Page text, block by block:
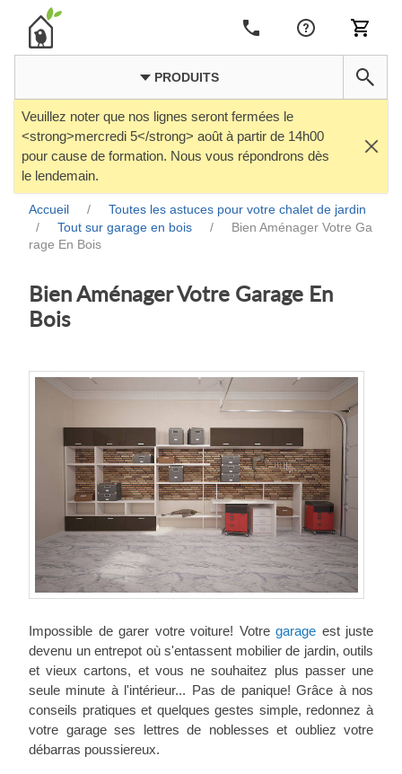
PRODUITS
Veuillez noter que nos lignes seront fermées le
<strong>mercredi 5</strong> août à partir de 14h00
pour cause de formation. Nous vous répondrons dès
le lendemain.
Accueil /
Toutes les astuces pour votre chalet de jardin
/
Tout sur garage en bois /
Bien Aménager Votre Ga
rage En Bois
Bien Aménager Votre Garage En
Bois
Impossible de garer votre voiture! Votre garage est juste
devenu un entrepot où s'entassent mobilier de jardin, outils
et vieux cartons, et vous ne souhaitez plus passer une
seule minute à l'intérieur... Pas de panique! Grâce à nos
conseils pratiques et quelques gestes simple, redonnez à
votre garage ses lettres de noblesses et oubliez votre
débarras poussiereux.